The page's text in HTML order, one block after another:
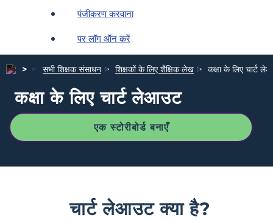
पंजीकरण करवाना
पर लॉग ऑन करें
सभी शिक्षक संसाधन शिक्षकों के लिए शैक्षिक लेख कक्षा के लिए चार्ट
कक्षा के लिए चार्ट लेआउट
एक स्टोरीबोर्ड बनाएँ
चार्ट लेआउट क्या है?